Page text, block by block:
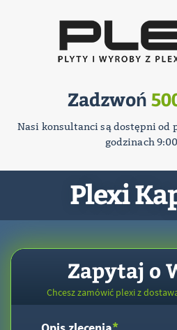
Zadzwoń
Nasi konsultanci są dostępni od
godzinach
Plexi
Zapytaj o
Chcesz zamówić plexi z